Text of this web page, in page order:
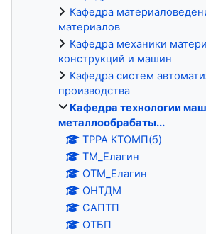
Кафедра
материалов
Кафедра механики
конструкций и машин
Кафедра систем
производства
Кафедра технологии
металлообрабаты...
ТРРА КТОМП(б)
ТМ_Елагин
ОТМ_Елагин
ОНТДМ
САПТП
ОТБП